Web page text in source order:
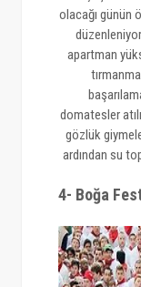
olacağı günün
apartman
domatesler
gözlük
ardından su
4- Boğa